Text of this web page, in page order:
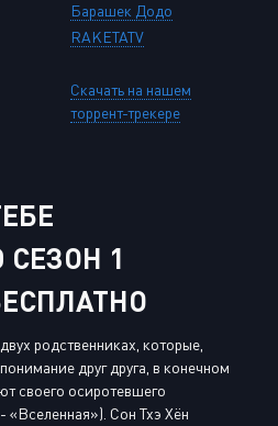
Барашек Додо
RAKETATV
Скачать на нашем
торрент-трекере
1
родственниках, которые,
друг друга, в конечном
своего осиротевшего
Сон Тхэ Хён